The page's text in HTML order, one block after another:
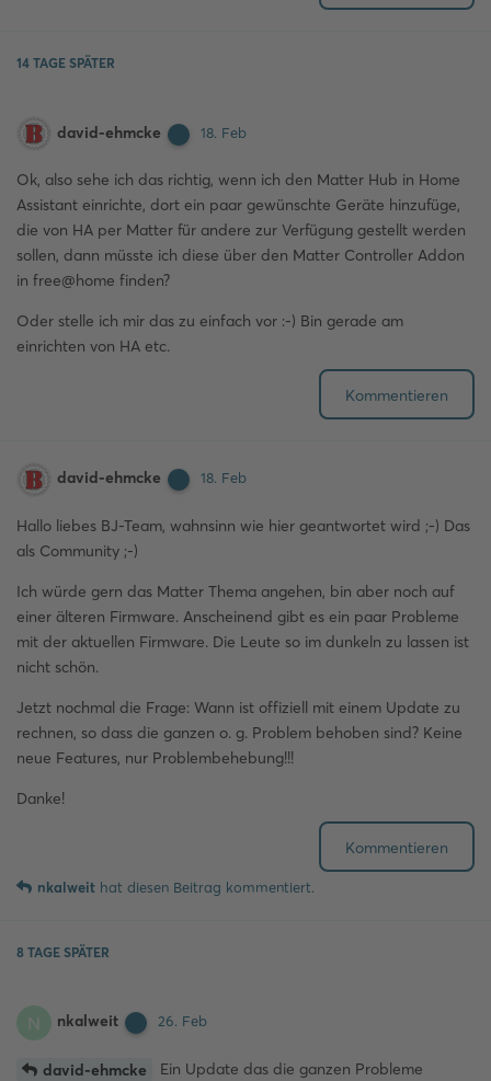
14 TAGE SPÄTER
david-ehmcke 18. Feb
Ok, also sehe ich das richtig, wenn ich den Matter Hub in Home
Assistant einrichte, dort ein paar gewünschte Geräte hinzufüge,
die von HA per Matter für andere zur Verfügung gestellt werden
sollen, dann müsste ich diese über den Matter Controller Addon
in free@home finden?
Oder stelle ich mir das zu einfach vor :-) Bin gerade am
einrichten von HA etc.
Kommentieren
david-ehmcke 18. Feb
Hallo liebes BJ-Team, wahnsinn wie hier geantwortet wird ;-) Das
als Community ;-)
Ich würde gern das Matter Thema angehen, bin aber noch auf
einer älteren Firmware. Anscheinend gibt es ein paar Probleme
mit der aktuellen Firmware. Die Leute so im dunkeln zu lassen ist
nicht schön.
Jetzt nochmal die Frage: Wann ist offiziell mit einem Update zu
rechnen, so dass die ganzen o. g. Problem behoben sind? Keine
neue Features, nur Problembehebung!!!
Danke!
Kommentieren
nkalweit hat diesen Beitrag kommentiert.
8 TAGE SPÄTER
N nkalweit 26. Feb
david-ehmcke
Ein Update das die ganzen Probleme